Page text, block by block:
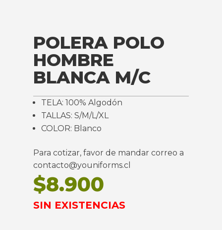
POLERA POLO
HOMBRE
BLANCA M/C
TELA: 100% Algodón
TALLAS: S/M/L/XL
COLOR: Blanco
Para cotizar, favor de mandar correo a
contacto@youniforms.cl
$8.900
SIN EXISTENCIAS